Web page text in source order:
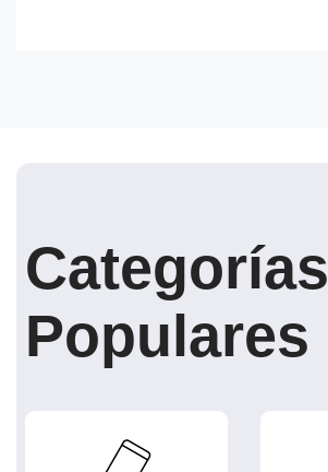
Categorías
Populares